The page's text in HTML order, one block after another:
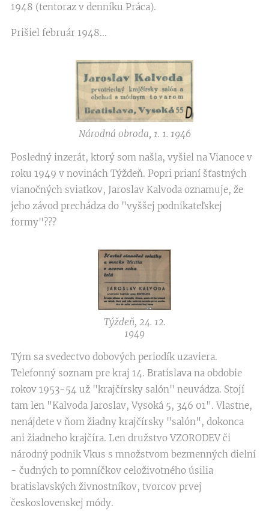
1948 (tentoraz v denníku Práca).
Prišiel február 1948...
Národná obroda, 1. 1. 1946
Posledný inzerát, ktorý som našla, vyšiel na Vianoce v
roku 1949 v novinách Týždeň. Popri prianí šťastných
vianočných sviatkov, Jaroslav Kalvoda oznamuje, že
jeho závod prechádza do "vyššej podnikateľskej
formy"???
Týždeň, 24. 12.
1949
Tým sa svedectvo dobových periodík uzaviera.
Telefonný soznam pre kraj 14. Bratislava na obdobie
rokov 1953-54 už "krajčírsky salón" neuvádza. Stojí
tam len "Kalvoda Jaroslav, Vysoká 5, 346 01". Vlastne,
nenájdete v ňom žiadny krajčírsky "salón", dokonca
ani žiadneho krajčíra. Len družstvo VZORODEV či
národný podnik Vkus s množstvom bezmenných dielní
- čudných to pomníčkov celoživotného úsilia
bratislavských živnostníkov, tvorcov prvej
československej módy.